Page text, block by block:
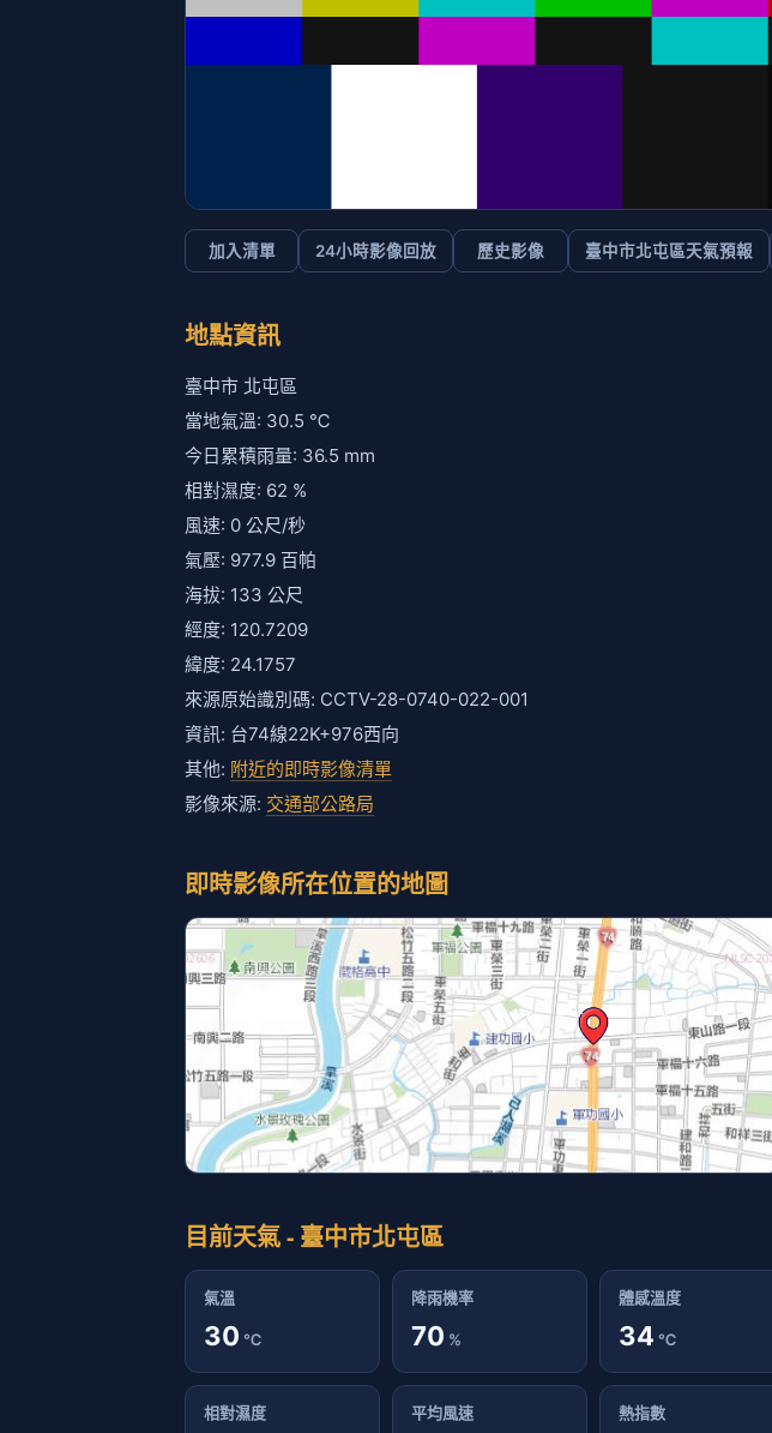
加入清單 24小時影像回放 歷史影像 臺中市北屯區天氣預報
地點資訊
臺中市 北屯區
當地氣溫: 30.5 ℃
今日累積雨量: 36.5 mm
相對濕度: 62 %
風速: 0 公尺/秒
氣壓: 977.9 百帕
海拔: 133 公尺
經度: 120.7209
緯度: 24.1757
來源原始識別碼: CCTV-28-0740-022-001
資訊: 台74線22K+976西向
其他: 附近的即時影像清單
影像來源: 交通部公路局
即時影像所在位置的地圖
目前天氣 - 臺中市北屯區
氣溫
30 ℃
降雨機率
70 %
體感溫度
34 ℃
相對濕度 平均風速 熱指數